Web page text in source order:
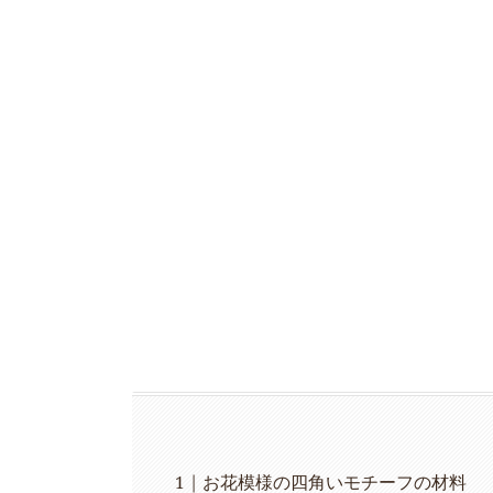
お花模様の四角いモチーフの材料